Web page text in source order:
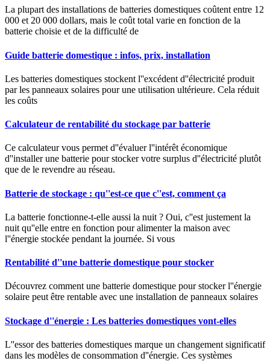
La plupart des installations de batteries domestiques coûtent entre 12
000 et 20 000 dollars, mais le coût total varie en fonction de la
batterie choisie et de la difficulté de
Guide batterie domestique : infos, prix, installation
Les batteries domestiques stockent l''excédent d''électricité produit
par les panneaux solaires pour une utilisation ultérieure. Cela réduit
les coûts
Calculateur de rentabilité du stockage par batterie
Ce calculateur vous permet d''évaluer l''intérêt économique
d''installer une batterie pour stocker votre surplus d''électricité plutôt
que de le revendre au réseau.
Batterie de stockage : qu''est-ce que c''est, comment ça
La batterie fonctionne-t-elle aussi la nuit ? Oui, c''est justement la
nuit qu''elle entre en fonction pour alimenter la maison avec
l''énergie stockée pendant la journée. Si vous
Rentabilité d''une batterie domestique pour stocker
Découvrez comment une batterie domestique pour stocker l''énergie
solaire peut être rentable avec une installation de panneaux solaires
Stockage d''énergie : Les batteries domestiques vont-elles
L''essor des batteries domestiques marque un changement significatif
dans les modèles de consommation d''énergie. Ces systèmes